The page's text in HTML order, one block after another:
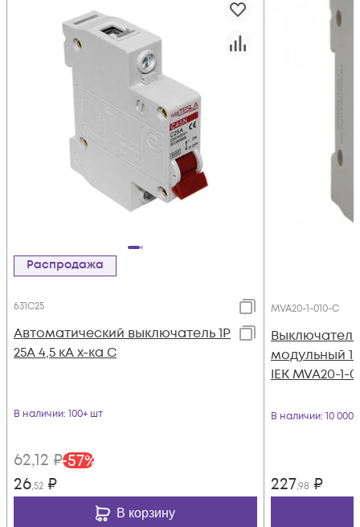
Распродажа
631C25
Автоматический выключатель 1Р
25А 4,5 кА х-ка С
В наличии: 100+ шт
62,12 ₽-57%
26,52 ₽
В корзину
MVA20-1-010-C
модульный
IEK MVA20-1-
В наличии: 10
227,98 ₽